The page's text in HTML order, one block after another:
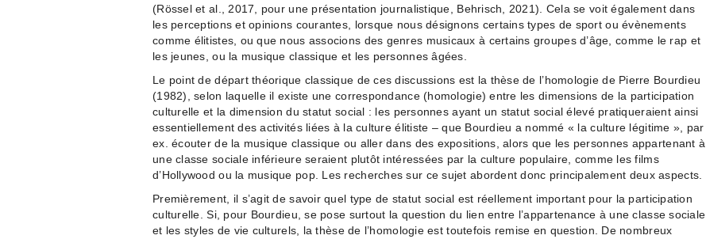
(Rössel et al., 2017, pour une présentation journalistique, Behrisch, 2021). Cela se voit également dans
les perceptions et opinions courantes, lorsque nous désignons certains types de sport ou évènements
comme élitistes, ou que nous associons des genres musicaux à certains groupes d’âge, comme le rap et
les jeunes, ou la musique classique et les personnes âgées.
Le point de départ théorique classique de ces discussions est la thèse de l’homologie de Pierre Bourdieu
(1982), selon laquelle il existe une correspondance (homologie) entre les dimensions de la participation
culturelle et la dimension du statut social : les personnes ayant un statut social élevé pratiqueraient ainsi
essentiellement des activités liées à la culture élitiste – que Bourdieu a nommé « la culture légitime », par
ex. écouter de la musique classique ou aller dans des expositions, alors que les personnes appartenant à
une classe sociale inférieure seraient plutôt intéressées par la culture populaire, comme les films
d’Hollywood ou la musique pop. Les recherches sur ce sujet abordent donc principalement deux aspects.
Premièrement, il s’agit de savoir quel type de statut social est réellement important pour la participation
culturelle. Si, pour Bourdieu, se pose surtout la question du lien entre l’appartenance à une classe sociale
et les styles de vie culturels, la thèse de l’homologie est toutefois remise en question. De nombreux